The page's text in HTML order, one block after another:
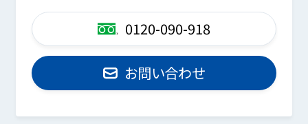
0120-090-918
お問い合わせ